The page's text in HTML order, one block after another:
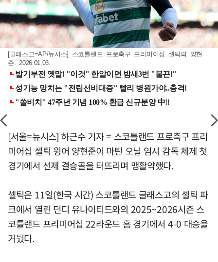
[글래스고=AP/뉴시스] 스코틀랜드 프로축구 프리미어십 셀틱의 양현
준. 2026.01.03.
[서울=뉴시스] 하근수 기자 = 스코틀랜드 프로축구 프리
미어십 셀틱 윙어 양현준이 마틴 오닐 임시 감독 체제 첫
경기에서 선제 결승골을 터뜨리며 맹활약했다.
셀틱은 11일(한국 시간) 스코틀랜드 글래스고의 셀틱 파
크에서 열린 던디 유나이티드와의 2025~2026시즌 스
코틀랜드 프리미어십 22라운드 홈 경기에서 4-0 대승을
거뒀다.